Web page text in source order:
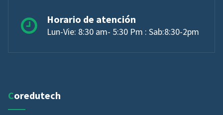
Horario de atención
Lun-Vie: 8:30 am- 5:30 Pm : Sab:8:30-2pm
Coredutech